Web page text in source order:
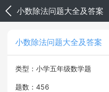
小数除法问题大全及答案
小数除法问题大全及答案
类型：小学五年级数学题
题数：456